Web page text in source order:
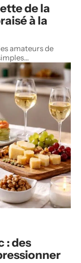
de la
à la
amateurs de
…
: des